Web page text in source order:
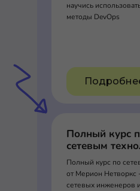
научись
методы DevOps
Полный курс
сетевым
Полный курс по
от Мерион Нетворкс
сетевых инженеров